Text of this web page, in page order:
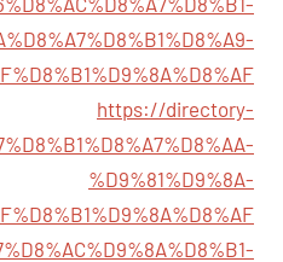
https://directory-
%D9%81%D9%8A-